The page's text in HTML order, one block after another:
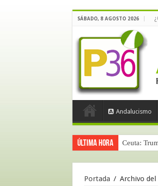
SÁBADO, 8 AGOSTO 2026
Andalucismo
Última hora Ceuta:
Portada / Archivo del